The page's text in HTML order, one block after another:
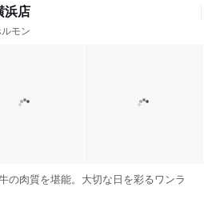
浜店
モン
の肉質を堪能。大切な日を彩るワンラ